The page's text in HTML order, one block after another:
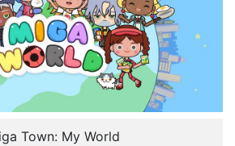
Town: My World